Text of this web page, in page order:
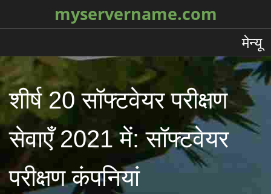
myservername.com
मेन्यू
शीर्ष 20 सॉफ्टवेयर परीक्षण
सेवाएँ 2021 में: सॉफ्टवेयर
परीक्षण कंपनियां